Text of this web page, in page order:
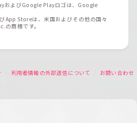
よびGoogle Playロゴは、Google
Storeは、米国およびその他の国々
の商標です。
利用者情報の外部送信について お問い合わせ